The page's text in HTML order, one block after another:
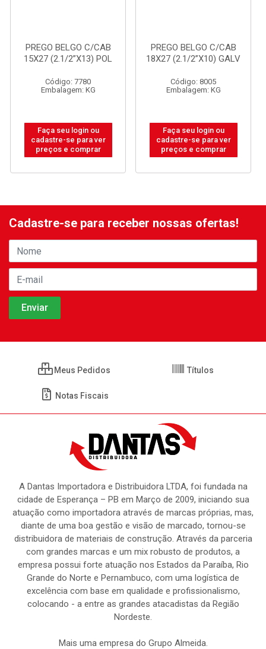
PREGO BELGO C/CAB
15X27 (2.1/2”X13) POL
Código: 7780
Embalagem: KG
Faça seu login ou
cadastre-se para ver
preços e comprar
PREGO BELGO C/CAB
18X27 (2.1/2”X10) GALV
Código: 8005
Embalagem: KG
Faça seu login ou
cadastre-se para ver
preços e comprar
Cadastre-se para receber nossas ofertas!
Meus Pedidos Títulos
Notas Fiscais
A Dantas Importadora e Distribuidora LTDA, foi fundada na
cidade de Esperança – PB em Março de 2009, iniciando sua
atuação como importadora através de marcas próprias, mas,
diante de uma boa gestão e visão de marcado, tornou-se
distribuidora de materiais de construção. Através da parceria
com grandes marcas e um mix robusto de produtos, a
empresa possui forte atuação nos Estados da Paraíba, Rio
Grande do Norte e Pernambuco, com uma logística de
excelência com base em qualidade e profissionalismo,
colocando - a entre as grandes atacadistas da Região
Nordeste.
Mais uma empresa do Grupo Almeida.